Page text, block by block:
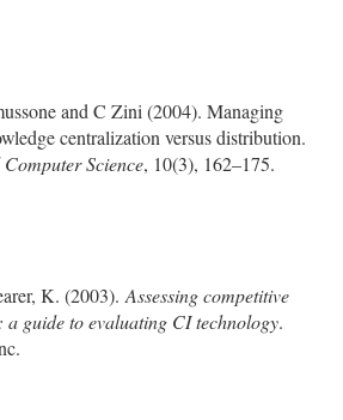
and C Zini (2004). Managing
centralization versus distribution.
Science, 10(3), 162–175.
K. (2003).Assessing competitive
a guide to evaluating CI technology.